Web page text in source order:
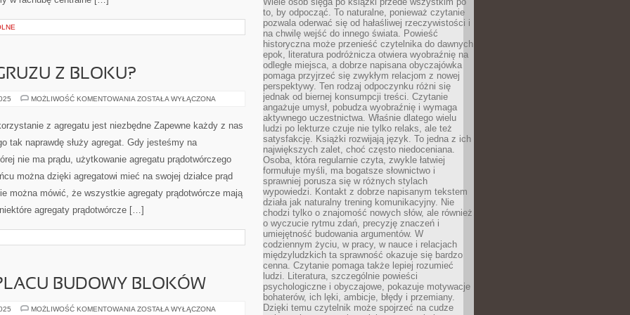
Z BLOKU?
MOŻLIWOŚĆ KOMENTOWANIA JAK
GRUZU
Z
ZOSTAŁA WYŁĄCZONA
z agregatu jest niezbędne Zapewne każdy z nas
tak naprawdę służy agregat. Gdy jesteśmy na
nie ma prądu, użytkowanie agregatu prądotwórczego
można dzięki agregatowi mieć na swojej działce prąd
można mówić, że wszystkie agregaty prądotwórcze mają
agregaty prądotwórcze […]
BUDOWY BLOKÓW
MOŻLIWOŚĆ KOMENTOWANIA SPRZĄTANIE
ZOSTAŁA WYŁĄCZONA
to, by odpocząć. To naturalne, ponieważ czytanie
pozwala oderwać się od hałaśliwej rzeczywistości i
na chwilę wejść do innego świata. Powieść
historyczna może przenieść czytelnika do dawnych
epok, literatura podróżnicza otwiera wyobraźnię na
odległe miejsca, a dobrze napisana obyczajówka
pomaga przyjrzeć się zwykłym relacjom z nowej
perspektywy. Ten rodzaj odpoczynku różni się
jednak od biernej konsumpcji treści. Czytanie
angażuje umysł, pobudza wyobraźnię i wymaga
aktywnego uczestnictwa. Właśnie dlatego wielu
ludzi po lekturze czuje nie tylko relaks, ale też
satysfakcję. Książki rozwijają język. To jedna z ich
największych zalet, choć często niedoceniana.
Osoba, która regularnie czyta, zwykle łatwiej
formułuje myśli, ma bogatsze słownictwo i
sprawniej porusza się w różnych stylach
wypowiedzi. Kontakt z dobrze napisanym tekstem
działa jak naturalny trening komunikacyjny. Nie
chodzi tylko o znajomość nowych słów, ale również
o wyczucie rytmu zdań, precyzję znaczeń i
umiejętność budowania argumentów. W
codziennym życiu, w pracy, w nauce i relacjach
międzyludzkich ta sprawność okazuje się bardzo
cenna. Czytanie pomaga także lepiej rozumieć
ludzi. Literatura, szczególnie powieści
psychologiczne i obyczajowe, pokazuje motywacje
bohaterów, ich lęki, ambicje, błędy i przemiany.
Dzięki temu czytelnik może spojrzeć na cudze